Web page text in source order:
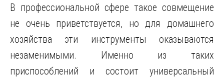
В профессиональной сфере такое совмещение
не очень приветствуется, но для домашнего
хозяйства эти инструменты оказываются
незаменимыми. Именно из таких
приспособлений и состоит универсальный